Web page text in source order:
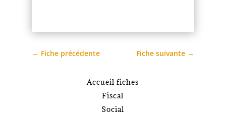
← Fiche précédente Fiche suivante →
Accueil fiches
Fiscal
Social